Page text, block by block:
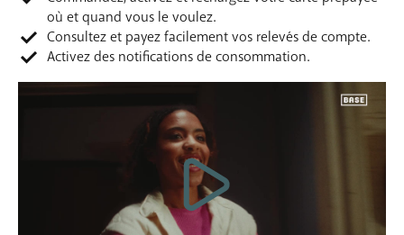
où et quand vous le voulez.
Consultez et payez facilement vos relevés de compte.
Activez des notifications de consommation.